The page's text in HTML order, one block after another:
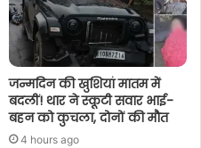
जन्मदिन की खुशियां मातम में
बदलीं! थार ने स्कूटी सवार भाई-
बहन को कुचला, दोनों की मौत
4 hours ago